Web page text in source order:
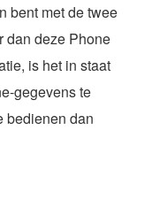
bent met de twee
dan deze Phone
is het in staat
gegevens te
bedienen dan